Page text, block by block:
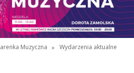
Muzyczna » Wydarzenia aktualne